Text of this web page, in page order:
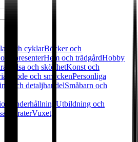
och cyklarBöcker och
presenterHem och trädgårdHobby
Hälsa och skönhetKonst och
Mode och smyckenPersonliga
och detaljhandelSmåbarn och
Underhållning Utbildning och
Vuxet